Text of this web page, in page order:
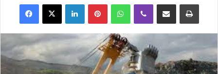
Facebook X Linkedin Pinterest WhatsApp Viber Partager par email Imprimer